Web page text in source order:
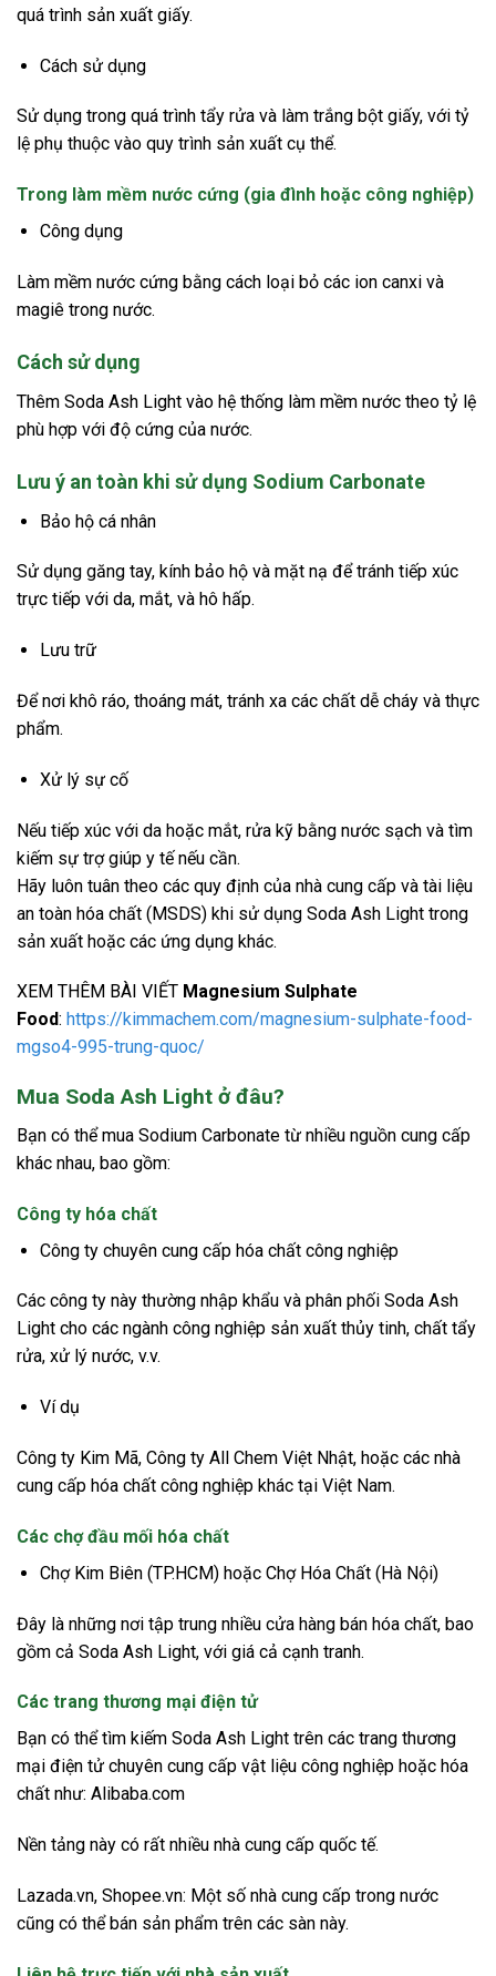
quá trình sản xuất giấy.
Cách sử dụng
Sử dụng trong quá trình tẩy rửa và làm trắng bột giấy, với tỷ
lệ phụ thuộc vào quy trình sản xuất cụ thể.
Trong làm mềm nước cứng (gia đình hoặc công nghiệp)
Công dụng
Làm mềm nước cứng bằng cách loại bỏ các ion canxi và
magiê trong nước.
Cách sử dụng
Thêm Soda Ash Light vào hệ thống làm mềm nước theo tỷ lệ
phù hợp với độ cứng của nước.
Lưu ý an toàn khi sử dụng Sodium Carbonate
Bảo hộ cá nhân
Sử dụng găng tay, kính bảo hộ và mặt nạ để tránh tiếp xúc
trực tiếp với da, mắt, và hô hấp.
Lưu trữ
Để nơi khô ráo, thoáng mát, tránh xa các chất dễ cháy và thực
phẩm.
Xử lý sự cố
Nếu tiếp xúc với da hoặc mắt, rửa kỹ bằng nước sạch và tìm
kiếm sự trợ giúp y tế nếu cần.
Hãy luôn tuân theo các quy định của nhà cung cấp và tài liệu
an toàn hóa chất (MSDS) khi sử dụng Soda Ash Light trong
sản xuất hoặc các ứng dụng khác.
XEM THÊM BÀI VIẾT Magnesium Sulphate
Food: https://kimmachem.com/magnesium-sulphate-food-
mgso4-995-trung-quoc/
Mua Soda Ash Light ở đâu?
Bạn có thể mua Sodium Carbonate từ nhiều nguồn cung cấp
khác nhau, bao gồm:
Công ty hóa chất
Công ty chuyên cung cấp hóa chất công nghiệp
Các công ty này thường nhập khẩu và phân phối Soda Ash
Light cho các ngành công nghiệp sản xuất thủy tinh, chất tẩy
rửa, xử lý nước, v.v.
Ví dụ
Công ty Kim Mã, Công ty All Chem Việt Nhật, hoặc các nhà
cung cấp hóa chất công nghiệp khác tại Việt Nam.
Các chợ đầu mối hóa chất
Chợ Kim Biên (TP.HCM) hoặc Chợ Hóa Chất (Hà Nội)
Đây là những nơi tập trung nhiều cửa hàng bán hóa chất, bao
gồm cả Soda Ash Light, với giá cả cạnh tranh.
Các trang thương mại điện tử
Bạn có thể tìm kiếm Soda Ash Light trên các trang thương
mại điện tử chuyên cung cấp vật liệu công nghiệp hoặc hóa
chất như: Alibaba.com
Nền tảng này có rất nhiều nhà cung cấp quốc tế.
Lazada.vn, Shopee.vn: Một số nhà cung cấp trong nước
cũng có thể bán sản phẩm trên các sàn này.